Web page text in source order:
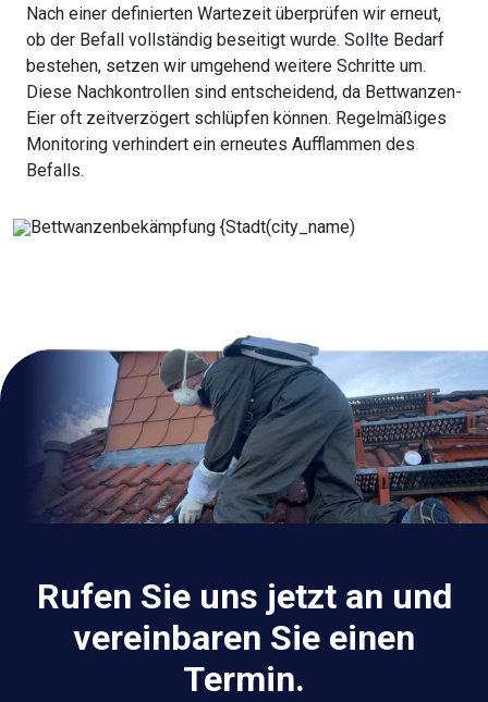
Nach einer definierten Wartezeit überprüfen wir erneut,
ob der Befall vollständig beseitigt wurde. Sollte Bedarf
bestehen, setzen wir umgehend weitere Schritte um.
Diese Nachkontrollen sind entscheidend, da Bettwanzen-
Eier oft zeitverzögert schlüpfen können. Regelmäßiges
Monitoring verhindert ein erneutes Aufflammen des
Befalls.
Rufen Sie uns jetzt an und
vereinbaren Sie einen
Termin.